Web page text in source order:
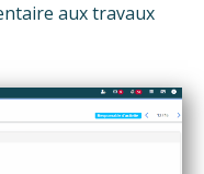
aux travaux